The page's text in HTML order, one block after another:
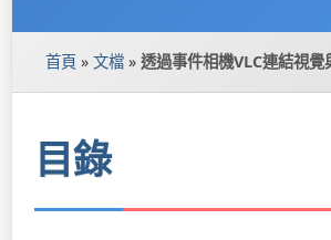
首頁 » 文檔 » 透過事件相機VLC連結視覺
目錄